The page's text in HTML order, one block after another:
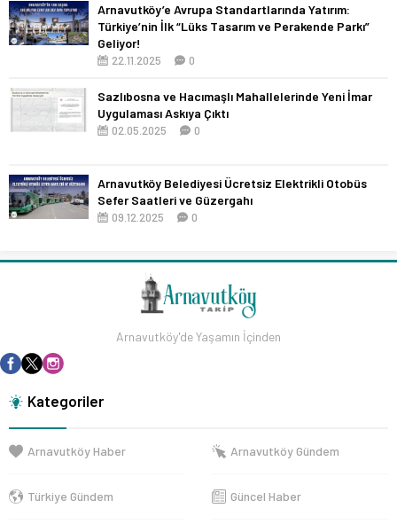
Arnavutköy’e Avrupa Standartlarında Yatırım:
Türkiye’nin İlk “Lüks Tasarım ve Perakende Parkı”
Geliyor!
22.11.2025 0
Sazlıbosna ve Hacımaşlı Mahallelerinde Yeni İmar
Uygulaması Askıya Çıktı
02.05.2025 0
Arnavutköy Belediyesi Ücretsiz Elektrikli Otobüs
Sefer Saatleri ve Güzergahı
09.12.2025 0
Arnavutköy'de Yaşamın İçinden
Kategoriler
Arnavutköy Haber Arnavutköy Gündem
Türkiye Gündem Güncel Haber